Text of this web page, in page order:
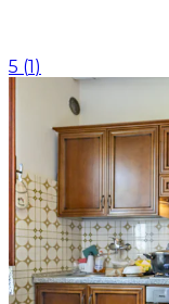
5 (1)